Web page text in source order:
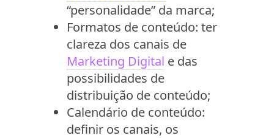
“personalidade” da marca;
Formatos de conteúdo: ter
clareza dos canais de
Marketing Digital e das
possibilidades de
distribuição de conteúdo;
Calendário de conteúdo:
definir os canais, os